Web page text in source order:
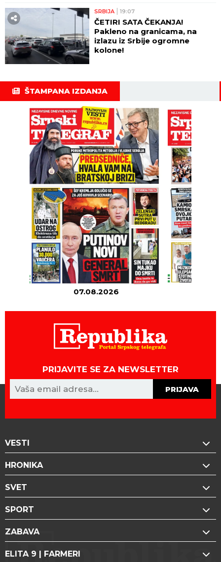
SRBIJA 19:07
ČETIRI SATA ČEKANJA!
Pakleno na granicama, na
izlazu iz Srbije ogromne
kolone!
ŠTAMPANA IZDANJA
07.08.2026
PRIJAVITE SE ZA NEWSLETTER
PRIJAVA
VESTI
HRONIKA
SVET
SPORT
ZABAVA
ELITA 9 | FARMERI